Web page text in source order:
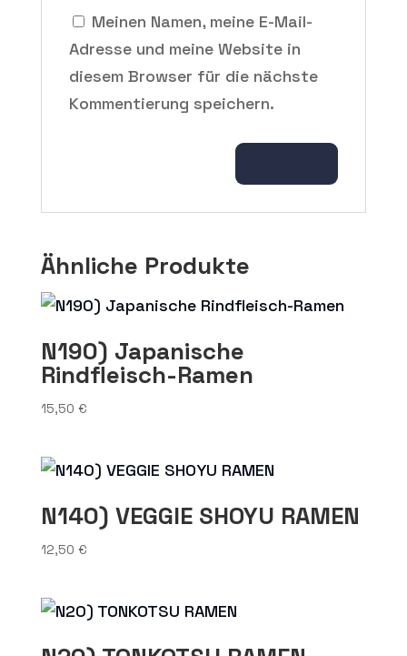
Meinen Namen, meine E-Mail-
Adresse und meine Website in
diesem Browser für die nächste
Kommentierung speichern.
Ähnliche Produkte
N190) Japanische
Rindfleisch-Ramen
15,50 €
N140) VEGGIE SHOYU RAMEN
12,50 €